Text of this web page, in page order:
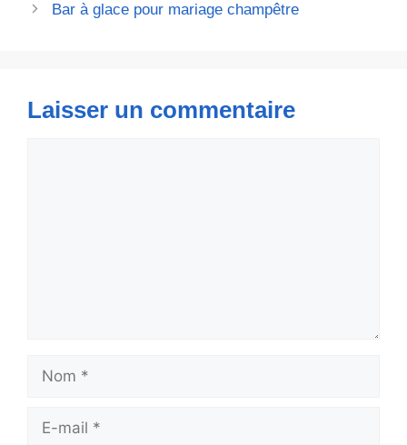
Bar à glace pour mariage champêtre
Laisser un commentaire
Nom